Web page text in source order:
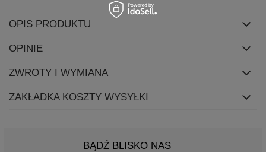
OPIS PRODUKTU
OPINIE
ZWROTY I WYMIANA
ZAKŁADKA KOSZTY WYSYŁKI
BĄDŹ BLISKO NAS